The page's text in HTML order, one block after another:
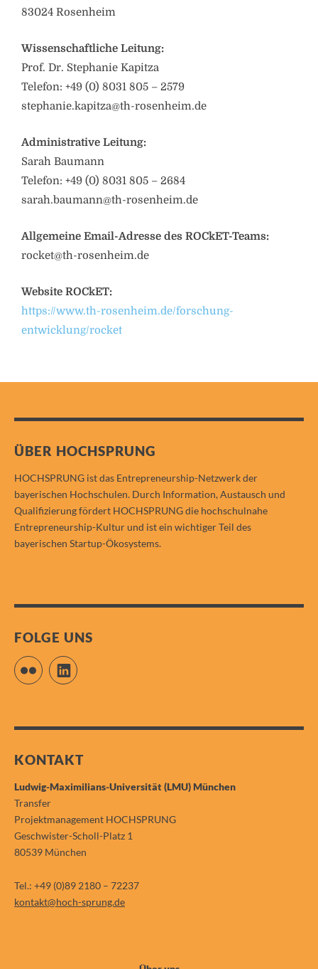
83024 Rosenheim
Wissenschaftliche Leitung:
Prof. Dr. Stephanie Kapitza
Telefon: +49 (0) 8031 805 – 2579
stephanie.kapitza@th-rosenheim.de
Administrative Leitung:
Sarah Baumann
Telefon: +49 (0) 8031 805 – 2684
sarah.baumann@th-rosenheim.de
Allgemeine Email-Adresse des ROCkET-Teams:
rocket@th-rosenheim.de
Website ROCkET:
https://www.th-rosenheim.de/forschung-
entwicklung/rocket
ÜBER HOCHSPRUNG
HOCHSPRUNG ist das Entrepreneurship-Netzwerk der
bayerischen Hochschulen. Durch Information, Austausch und
Qualifizierung fördert HOCHSPRUNG die hochschulnahe
Entrepreneurship-Kultur und ist ein wichtiger Teil des
bayerischen Startup-Ökosystems.
FOLGE UNS
Flickr LinkedIn
KONTAKT
Ludwig-Maximilians-Universität (LMU) München
Transfer
Projektmanagement HOCHSPRUNG
Geschwister-Scholl-Platz 1
80539 München
Tel.: +49 (0)89 2180 – 72237
kontakt@hoch-sprung.de